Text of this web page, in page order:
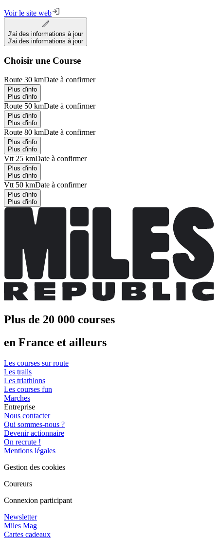
Voir le site web
J'ai des informations à jour
J'ai des informations à jour
Choisir une Course
Route 30 kmDate à confirmer
Plus d'info
Plus d'info
Route 50 kmDate à confirmer
Plus d'info
Plus d'info
Route 80 kmDate à confirmer
Plus d'info
Plus d'info
Vtt 25 kmDate à confirmer
Plus d'info
Plus d'info
Vtt 50 kmDate à confirmer
Plus d'info
Plus d'info
Plus de 20 000 courses
en France et ailleurs
Les courses sur route
Les trails
Les triathlons
Les courses fun
Marches
Entreprise
Nous contacter
Qui sommes-nous ?
Devenir actionnaire
On recrute !
Mentions légales
Gestion des cookies
Coureurs
Connexion participant
Newsletter
Miles Mag
Cartes cadeaux